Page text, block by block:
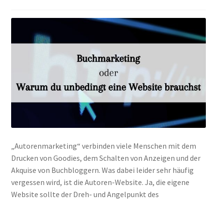
„Autorenmarketing“ verbinden viele Menschen mit dem
Drucken von Goodies, dem Schalten von Anzeigen und der
Akquise von Buchbloggern. Was dabei leider sehr häufig
vergessen wird, ist die Autoren-Website. Ja, die eigene
Website sollte der Dreh- und Angelpunkt des